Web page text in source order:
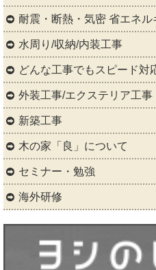
耐震・断熱・気密 省エネル
水周り/収納/内装工事
どんな工事でもスピード対
外装工事/エクステリア工事
新築工事
木の家「良」について
セミナー・勉強
海外研修